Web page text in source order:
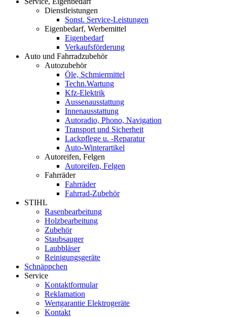
Dienstleistungen
Sonst. Service-Leistungen
Eigenbedarf, Werbemittel
Eigenbedarf
Verkaufsförderung
Auto und Fahrradzubehör
Autozubehör
Öle, Schmiermittel
Techn.Wartung
Kfz-Elektrik
Aussenausstattung
Innenausstattung
Autoradio, Phono, Navigation
Transport und Sicherheit
Lackpflege u. -Reparatur
Auto-Winterartikel
Autoreifen, Felgen
Autoreifen, Felgen
Fahrräder
Fahrräder
Fahrrad-Zubehör
STIHL
Rasenbearbeitung
Holzbearbeitung
Zubehör
Staubsauger
Laubbläser
Reinigungsgeräte
Schnäppchen
Service
Kontaktformular
Reklamation
Wertgarantie Elektrogeräte
Kontakt